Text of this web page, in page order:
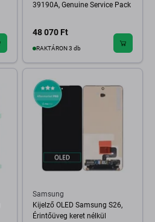
39190A, Genuine Service Pack
48 070 Ft
RAKTÁRON 3 db
Samsung
Kijelző OLED Samsung S26,
Érintőüveg keret nélkül